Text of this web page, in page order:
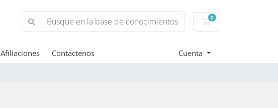
0
Carro de Pedidos
Afiliaciones Contáctenos Cuenta